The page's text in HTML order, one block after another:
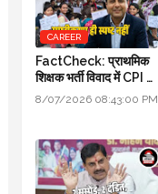
CAREER
FactCheck: प्राथमिक
शिक्षक भर्ती विवाद में CPI का
स्पष्टीकरण ही स्पष्ट नहीं
8/07/2026 08:43:00 PM